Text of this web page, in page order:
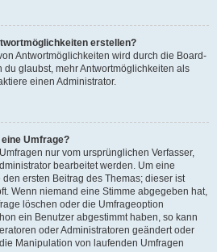
erstellen?
Antwortmöglichkeiten wird durch die Board-
du glaubst, mehr Antwortmöglichkeiten als
einen Administrator.
Umfrage?
nur vom ursprünglichen Verfasser,
bearbeitet werden. Um eine
ersten Beitrag des Themas; dieser ist
Wenn niemand eine Stimme abgegeben hat,
löschen oder die Umfrageoption
ein Benutzer abgestimmt haben, so kann
oder Administratoren geändert oder
Manipulation von laufenden Umfragen